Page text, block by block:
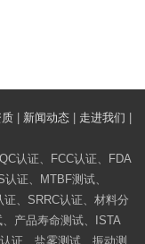
新闻动态 走进我们
认证、FCC认证、FDA
证、MTBF测试、
、SRRC认证、材料分
产品寿命测试、ISTA
证、盐雾测试、振动测